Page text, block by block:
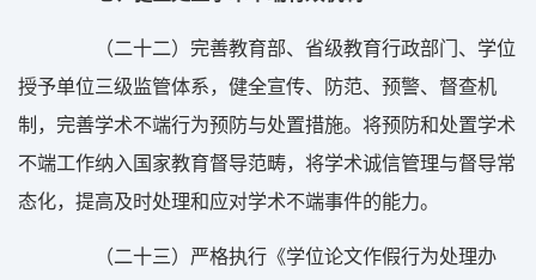
（二十二）完善教育部、省级教育行政部门、学位
授予单位三级监管体系，健全宣传、防范、预警、督查机
制，完善学术不端行为预防与处置措施。将预防和处置学术
不端工作纳入国家教育督导范畴，将学术诚信管理与督导常
态化，提高及时处理和应对学术不端事件的能力。
（二十三）严格执行《学位论文作假行为处理办